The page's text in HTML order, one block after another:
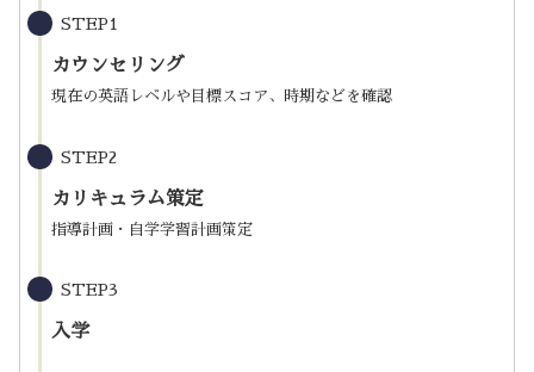
STEP1
カウンセリング
現在の英語レベルや目標スコア、時期などを確認
STEP2
カリキュラム策定
指導計画・自学学習計画策定
STEP3
入学